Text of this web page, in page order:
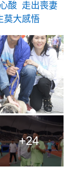
酸 走出喪妻
莫大感悟
+24